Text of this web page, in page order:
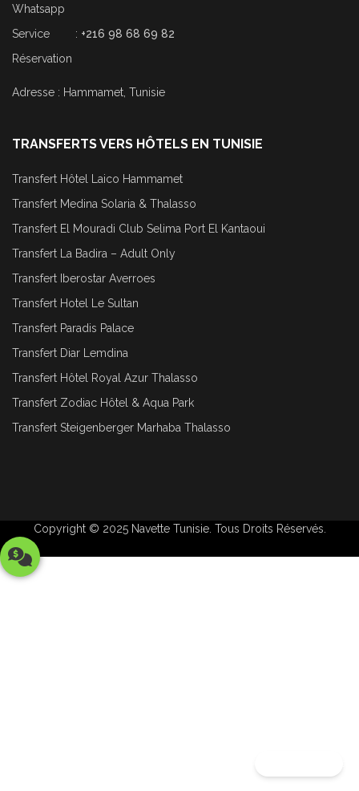
Whatsapp
Service : +216 98 68 69 82
Réservation
Adresse : Hammamet, Tunisie
TRANSFERTS VERS HÔTELS EN TUNISIE
Transfert Hôtel Laico Hammamet
Transfert Medina Solaria & Thalasso
Transfert El Mouradi Club Selima Port El Kantaoui
Transfert La Badira – Adult Only
Transfert Iberostar Averroes
Transfert Hotel Le Sultan
Transfert Paradis Palace
Transfert Diar Lemdina
Transfert Hôtel Royal Azur Thalasso
Transfert Zodiac Hôtel & Aqua Park
Transfert Steigenberger Marhaba Thalasso
Copyright © 2025 Navette Tunisie. Tous Droits Réservés.